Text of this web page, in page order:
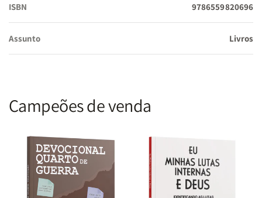
ISBN 9786559820696
Assunto Livros
Campeões de venda